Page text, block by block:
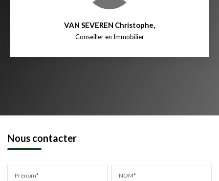
VAN SEVEREN Christophe,
Conseiller en Immobilier
Nous contacter
Prénom* NOM*